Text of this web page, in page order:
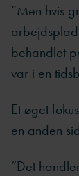
”Men hvis
behandlet
var i en
Et øget
en anden
”Det